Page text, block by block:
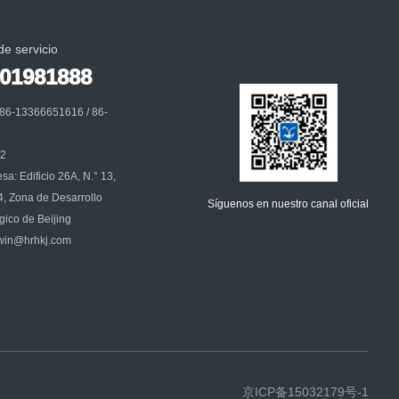
servicio
13366651616 / 86-
Edificio 26A, N.° 13,
Zona de Desarrollo
de Beijing
Síguenos en nuestro canal oficial
京ICP备15032179号-1